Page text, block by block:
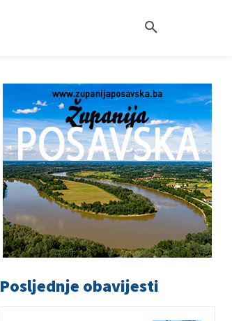
Posljednje obavijesti